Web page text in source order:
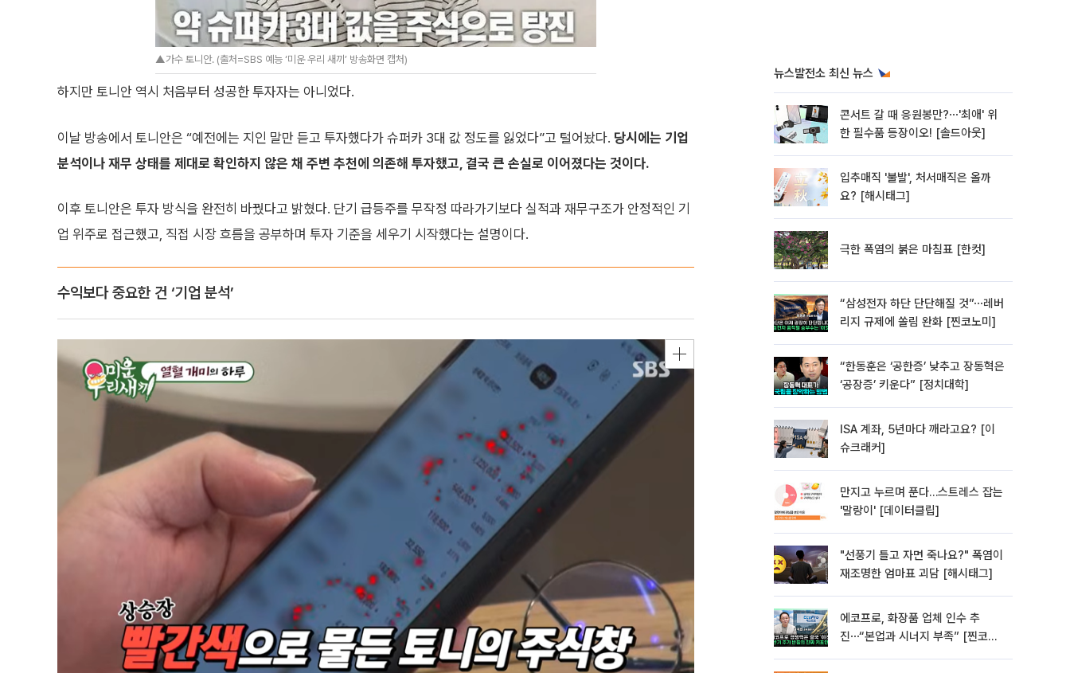
▲가수 토니안. (출처=SBS 예능 ‘미운 우리 새끼’ 방송화면 캡처)
하지만 토니안 역시 처음부터 성공한 투자자는 아니었다.
이날 방송에서 토니안은 “예전에는 지인 말만 듣고 투자했다가 슈퍼카 3대 값 정도를 잃었다”고 털어놨다. 당시에는 기업
분석이나 재무 상태를 제대로 확인하지 않은 채 주변 추천에 의존해 투자했고, 결국 큰 손실로 이어졌다는 것이다.
이후 토니안은 투자 방식을 완전히 바꿨다고 밝혔다. 단기 급등주를 무작정 따라가기보다 실적과 재무구조가 안정적인 기
업 위주로 접근했고, 직접 시장 흐름을 공부하며 투자 기준을 세우기 시작했다는 설명이다.
수익보다 중요한 건 ‘기업 분석’
뉴스발전소 최신 뉴스
콘서트 갈 때 응원봉만?⋯'최애' 위
한 필수품 등장이오! [솔드아웃]
입추매직 '불발', 처서매직은 올까
요? [해시태그]
극한 폭염의 붉은 마침표 [한컷]
“삼성전자 하단 단단해질 것”⋯레버
리지 규제에 쏠림 완화 [찐코노미]
“한동훈은 ‘공한증’ 낮추고 장동혁은
‘공장증’ 키운다” [정치대학]
ISA 계좌, 5년마다 깨라고요? [이
슈크래커]
만지고 누르며 푼다…스트레스 잡는
'말랑이' [데이터클립]
"선풍기 틀고 자면 죽나요?" 폭염이
재조명한 엄마표 괴담 [해시태그]
에코프로, 화장품 업체 인수 추
진⋯“본업과 시너지 부족” [찐코노